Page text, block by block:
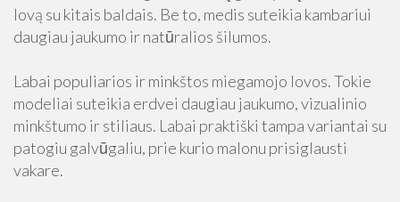
lovą su kitais baldais. Be to, medis suteikia kambariui
daugiau jaukumo ir natūralios šilumos.
Labai populiarios ir minkštos miegamojo lovos. Tokie
modeliai suteikia erdvei daugiau jaukumo, vizualinio
minkštumo ir stiliaus. Labai praktiški tampa variantai su
patogiu galvūgaliu, prie kurio malonu prisiglausti
vakare.